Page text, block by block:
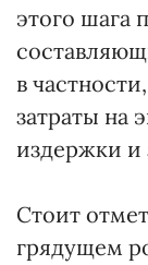
этого шага
в
затраты на
издержки и
Стоит
грядущем